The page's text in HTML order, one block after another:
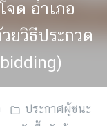
ด อำเภอ
ยวิธีประกวด
ประกาศผู้ชนะ